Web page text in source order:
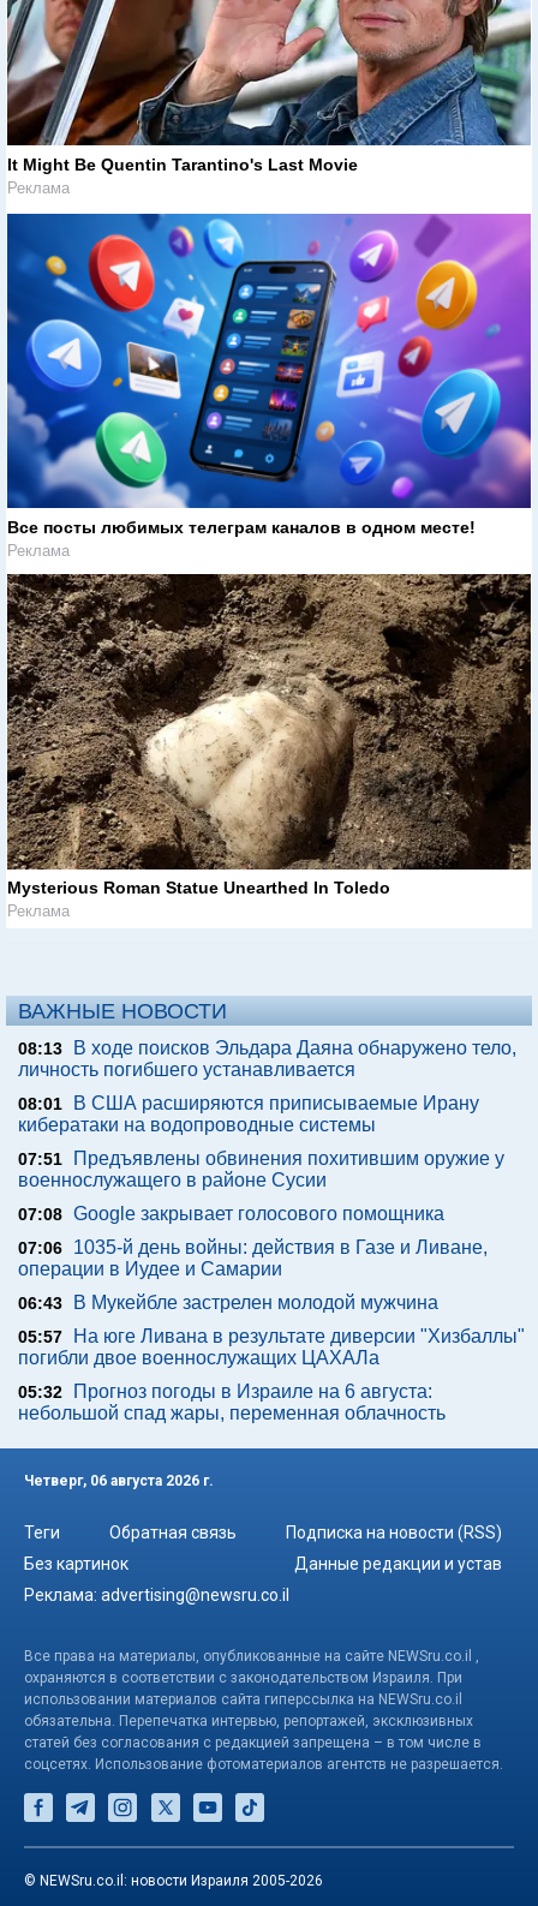
It Might Be Quentin Tarantino's Last Movie
Реклама
Все посты любимых телеграм каналов в одном месте!
Реклама
Mysterious Roman Statue Unearthed In Toledo
Реклама
ВАЖНЫЕ НОВОСТИ
08:13
В ходе поисков Эльдара Даяна обнаружено тело,
личность погибшего устанавливается
08:01
В США расширяются приписываемые Ирану
кибератаки на водопроводные системы
07:51
Предъявлены обвинения похитившим оружие у
военнослужащего в районе Сусии
07:08 Google закрывает голосового помощника
07:06
1035-й день войны: действия в Газе и Ливане,
операции в Иудее и Самарии
06:43 В Мукейбле застрелен молодой мужчина
05:57
На юге Ливана в результате диверсии "Хизбаллы"
погибли двое военнослужащих ЦАХАЛа
05:32
Прогноз погоды в Израиле на 6 августа:
небольшой спад жары, переменная облачность
Четверг, 06 августа 2026 г.
Теги Обратная связь
Подписка на новости (RSS)
Без картинок
Данные редакции и устав
Реклама: advertising@newsru.co.il
Все права на материалы, опубликованные на сайте NEWSru.co.il ,
охраняются в соответствии с законодательством Израиля. При
использовании материалов сайта гиперссылка на NEWSru.co.il
обязательна. Перепечатка интервью, репортажей, эксклюзивных
статей без согласования с редакцией запрещена – в том числе в
соцсетях. Использование фотоматериалов агентств не разрешается.
© NEWSru.co.il: новости Израиля 2005-2026